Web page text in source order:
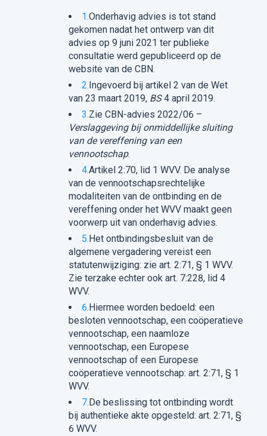
1.Onderhavig advies is tot stand
gekomen nadat het ontwerp van dit
advies op 9 juni 2021 ter publieke
consultatie werd gepubliceerd op de
website van de CBN.
2.Ingevoerd bij artikel 2 van de Wet
van 23 maart 2019, BS 4 april 2019.
3.Zie CBN-advies 2022/06 –
Verslaggeving bij onmiddellijke sluiting
van de vereffening van een
vennootschap.
4.Artikel 2:70, lid 1 WVV. De analyse
van de vennootschapsrechtelijke
modaliteiten van de ontbinding en de
vereffening onder het WVV maakt geen
voorwerp uit van onderhavig advies.
5.Het ontbindingsbesluit van de
algemene vergadering vereist een
statutenwijziging: zie art. 2:71, § 1 WVV.
Zie terzake echter ook art. 7:228, lid 4
WVV.
6.Hiermee worden bedoeld: een
besloten vennootschap, een coöperatieve
vennootschap, een naamloze
vennootschap, een Europese
vennootschap of een Europese
coöperatieve vennootschap: art. 2:71, § 1
WVV.
7.De beslissing tot ontbinding wordt
bij authentieke akte opgesteld: art. 2:71, §
6 WVV.